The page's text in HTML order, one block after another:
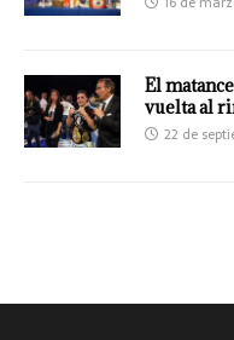
El
vuelta al
22 de